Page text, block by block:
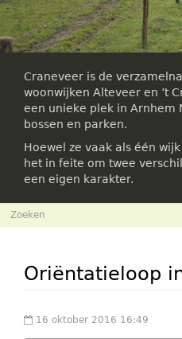
Craneveer is de
woonwijken Alteveer en ’t
een unieke plek in Arnhem
bossen en parken.
Hoewel ze vaak als één
het in feite om twee
een eigen karakter.
Zoekveld
Oriëntatieloop
16 oktober 2016 16:49